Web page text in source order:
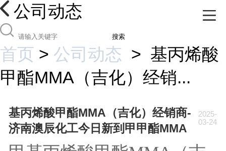
公司动态
搜索
首页 > 公司动态 > 基丙烯酸
甲酯MMA（吉化）经销...
基丙烯酸甲酯MMA（吉化）经销商-
济南澳辰化工今日新到甲甲酯MMA
2025-
03-24